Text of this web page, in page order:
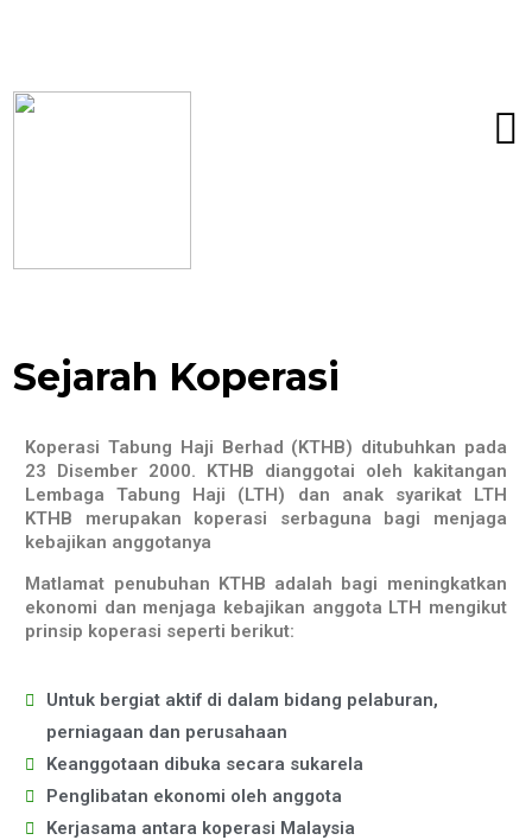
Sejarah Koperasi
Koperasi Tabung Haji Berhad (KTHB) ditubuhkan pada
23 Disember 2000. KTHB dianggotai oleh kakitangan
Lembaga Tabung Haji (LTH) dan anak syarikat LTH
KTHB merupakan koperasi serbaguna bagi menjaga
kebajikan anggotanya
Matlamat penubuhan KTHB adalah bagi meningkatkan
ekonomi dan menjaga kebajikan anggota LTH mengikut
prinsip koperasi seperti berikut:
Untuk bergiat aktif di dalam bidang pelaburan,
perniagaan dan perusahaan
Keanggotaan dibuka secara sukarela
Penglibatan ekonomi oleh anggota
Kerjasama antara koperasi Malaysia